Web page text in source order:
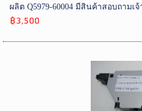
ผลิต Q5979-60004 มีสินค้าสอบถามเ
฿3,500